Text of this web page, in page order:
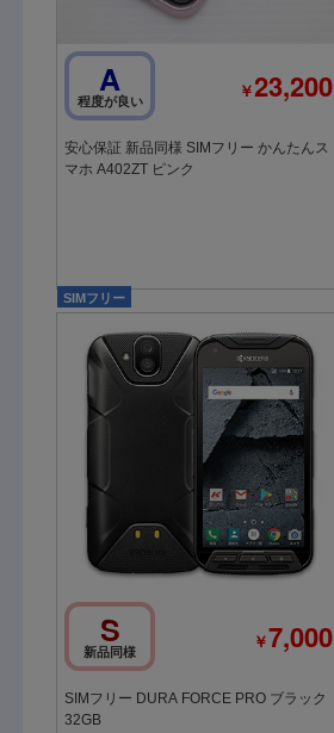
A
程度が良い ￥23,200
安心保証 新品同様 SIMフリー かんたんス
マホ A402ZT ピンク
SIMフリー
S
新品同様 ￥7,000
SIMフリー DURA FORCE PRO ブラック
32GB